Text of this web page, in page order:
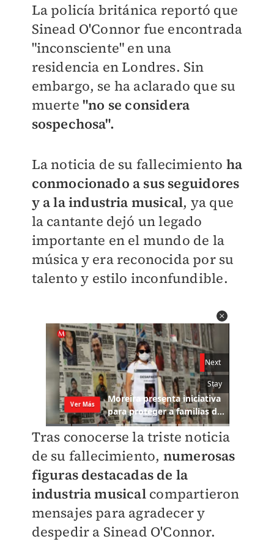
La policía británica reportó que
Sinead O'Connor fue encontrada
"inconsciente" en una
residencia en Londres. Sin
embargo, se ha aclarado que su
muerte "no se considera
sospechosa".
La noticia de su fallecimiento ha
conmocionado a sus seguidores
y a la industria musical, ya que
la cantante dejó un legado
importante en el mundo de la
música y era reconocida por su
talento y estilo inconfundible.
Tras conocerse la triste noticia
de su fallecimiento, numerosas
figuras destacadas de la
industria musical compartieron
mensajes para agradecer y
despedir a Sinead O'Connor.